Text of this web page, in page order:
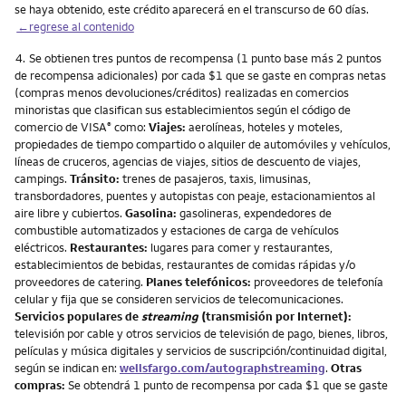
se haya obtenido, este crédito aparecerá en el transcurso de 60 días.
←regrese al contenido
Nota
4. Se obtienen tres puntos de recompensa (1 punto base más 2 puntos
de recompensa adicionales) por cada $1 que se gaste en compras netas
(compras menos devoluciones/créditos) realizadas en comercios
minoristas que clasifican sus establecimientos según el código de
comercio de VISA® como: Viajes: aerolíneas, hoteles y moteles,
propiedades de tiempo compartido o alquiler de automóviles y vehículos,
líneas de cruceros, agencias de viajes, sitios de descuento de viajes,
campings. Tránsito: trenes de pasajeros, taxis, limusinas,
transbordadores, puentes y autopistas con peaje, estacionamientos al
aire libre y cubiertos. Gasolina: gasolineras, expendedores de
combustible automatizados y estaciones de carga de vehículos
eléctricos. Restaurantes: lugares para comer y restaurantes,
establecimientos de bebidas, restaurantes de comidas rápidas y/o
proveedores de catering. Planes telefónicos: proveedores de telefonía
celular y fija que se consideren servicios de telecomunicaciones.
Servicios populares de streaming (transmisión por Internet):
televisión por cable y otros servicios de televisión de pago, bienes, libros,
películas y música digitales y servicios de suscripción/continuidad digital,
según se indican en: wellsfargo.com/autographstreaming. Otras
compras: Se obtendrá 1 punto de recompensa por cada $1 que se gaste